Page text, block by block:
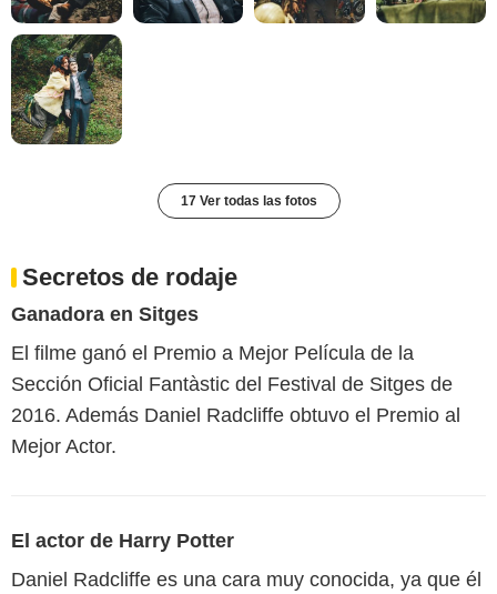
17 Ver todas las fotos
Secretos de rodaje
Ganadora en Sitges
El filme ganó el Premio a Mejor Película de la
Sección Oficial Fantàstic del Festival de Sitges de
2016. Además Daniel Radcliffe obtuvo el Premio al
Mejor Actor.
El actor de Harry Potter
Daniel Radcliffe es una cara muy conocida, ya que él